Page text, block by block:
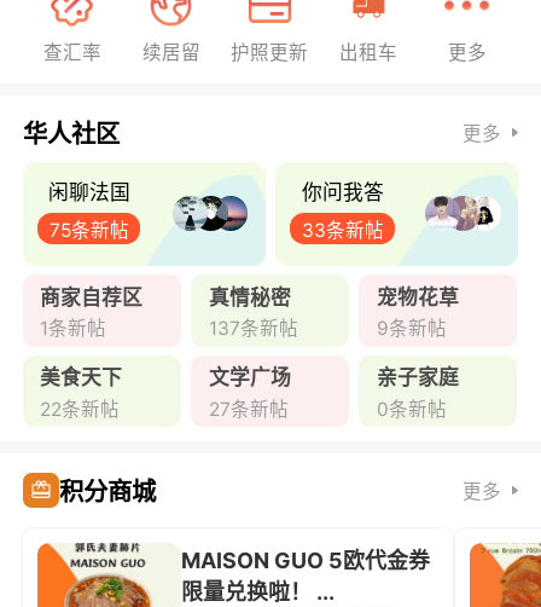
查汇率 续居留 护照更新 出租车 更多
华人社区 更多
闲聊法国
75条新帖
你问我答
33条新帖
商家自荐区
1条新帖
真情秘密
137条新帖
宠物花草
9条新帖
美食天下
22条新帖
文学广场
27条新帖
亲子家庭
0条新帖
积分商城 更多
MAISON GUO 5欧代金券
限量兑换啦！ ...